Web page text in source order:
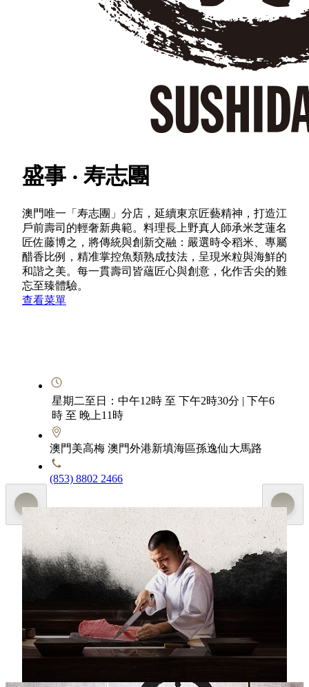
盛事 ‧ 寿志團
澳門唯一「寿志團」分店，延續東京匠藝精神，打造江
戶前壽司的輕奢新典範。料理長上野真人師承米芝蓮名
匠佐藤博之，將傳統與創新交融：嚴選時令稻米、專屬
醋香比例，精准掌控魚類熟成技法，呈現米粒與海鮮的
和諧之美。每一貫壽司皆蘊匠心與創意，化作舌尖的難
忘至臻體驗。
查看菜單
星期二至日：中午12時 至 下午2時30分 | 下午6
時 至 晚上11時
澳門美高梅 澳門外港新填海區孫逸仙大馬路
(853) 8802 2466
特別推介
江戶前壽司昇華級菜單
料理長上野真人以「黃金比率」匠心呈獻昇華版的江戶
前壽司體驗，包括午市限定的豪華海鮮丼飯，以及精選
頂級食材的全新廚師發辦壽司套餐，為饗客帶來晝夜不